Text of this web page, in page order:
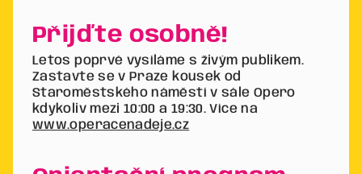
Přijďte osobně!
Letos poprvé vysíláme s živým publikem.
Zastavte se v Praze kousek od
Staroměstského náměstí v sále Opero
kdykoliv mezi 10:00 a 19:30. Více na
www.operacenadeje.cz